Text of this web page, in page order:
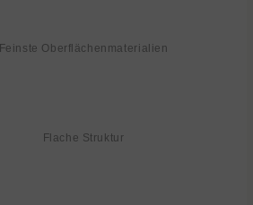
Feinste Oberflächenmaterialien
Flache Struktur